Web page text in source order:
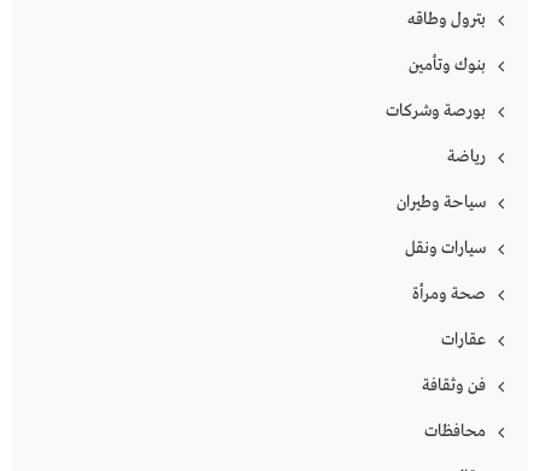
بترول وطاقه
بنوك وتأمين
بورصة وشركات
رياضة
سياحة وطيران
سيارات ونقل
صحة ومرأة
عقارات
فن وثقافة
محافظات